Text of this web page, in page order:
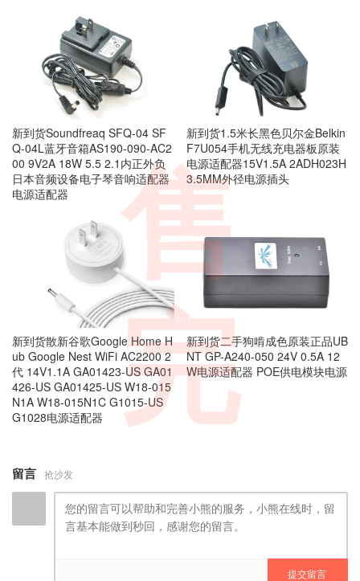
新到货Soundfreaq SFQ-04 SF
Q-04L蓝牙音箱AS190-090-AC2
00 9V2A 18W 5.5 2.1内正外负
日本音频设备电子琴音响适配器
电源适配器
新到货1.5米长黑色贝尔金Belkin
F7U054手机无线充电器板原装
电源适配器15V1.5A 2ADH023H
3.5MM外径电源插头
新到货散新谷歌Google Home H
ub Google Nest WiFi AC2200 2
代 14V1.1A GA01423-US GA01
426-US GA01425-US W18-015
N1A W18-015N1C G1015-US
G1028电源适配器
新到货二手狗啃成色原装正品UB
NT GP-A240-050 24V 0.5A 12
W电源适配器 POE供电模块电源
留言 抢沙发
提交留言
售
完